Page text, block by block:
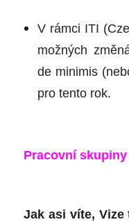
V rámci ITI
možných
de minimis
pro tento rok.
Pracovní
Jak asi víte,